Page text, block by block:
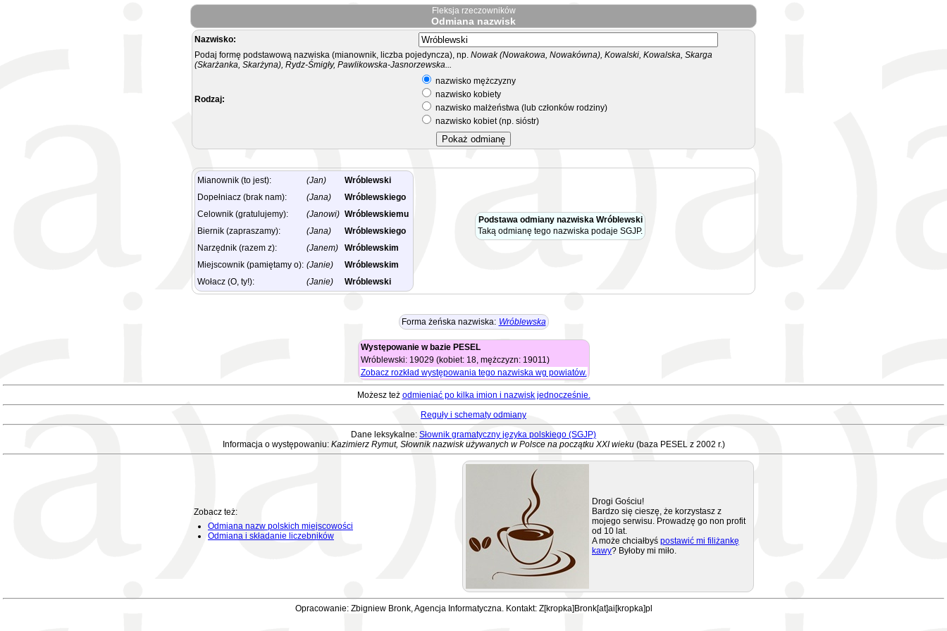
Fleksja rzeczowników
Odmiana nazwisk
Nazwisko:
Podaj formę podstawową nazwiska (mianownik, liczba pojedyncza), np. Nowak (Nowakowa, Nowakówna), Kowalski, Kowalska, Skarga
(Skarżanka, Skarżyna), Rydz-Śmigły, Pawlikowska-Jasnorzewska...
Rodzaj:
nazwisko mężczyzny
nazwisko kobiety
nazwisko małżeństwa (lub członków rodziny)
nazwisko kobiet (np. sióstr)
Mianownik (to jest): (Jan)
Wróblewski
Dopełniacz (brak nam):
(Jana)
Wróblewskiego
Celownik (gratulujemy):
(Janowi) Wróblewskiemu
Biernik (zapraszamy):
(Jana)
Wróblewskiego
Narzędnik (razem z):
(Janem)
Wróblewskim
Miejscownik (pamiętamy o): (Janie)
Wróblewskim
Wołacz (O, ty!):
(Janie) Wróblewski
Podstawa odmiany nazwiska Wróblewski
Taką odmianę tego nazwiska podaje SGJP.
Forma żeńska nazwiska: Wróblewska
Występowanie w bazie PESEL
Wróblewski: 19029 (kobiet: 18, mężczyzn: 19011)
Zobacz rozkład występowania tego nazwiska wg powiatów.
Możesz też odmieniać po kilka imion i nazwisk jednocześnie.
Reguły i schematy odmiany
Dane leksykalne: Słownik gramatyczny języka polskiego (SGJP)
Informacja o występowaniu: Kazimierz Rymut, Słownik nazwisk używanych w Polsce na początku XXI wieku(baza PESEL z 2002 r.)
Zobacz też:
Odmiana nazw polskich miejscowości
Odmiana i składanie liczebników
Drogi Gościu!
Bardzo się cieszę, że korzystasz z
mojego serwisu. Prowadzę go non profit
od 10 lat.
A może chciałbyś postawić mi filiżankę
kawy? Byłoby mi miło.
Opracowanie: Zbigniew Bronk, Agencja Informatyczna. Kontakt: Z[kropka]Bronk[at]ai[kropka]pl